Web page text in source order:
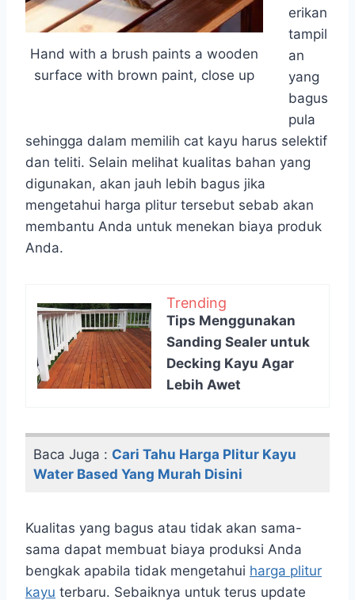
Hand with a brush paints a wooden
surface with brown paint, close up
erikan
tampil
an
yang
bagus
pula
sehingga dalam memilih cat kayu harus selektif
dan teliti. Selain melihat kualitas bahan yang
digunakan, akan jauh lebih bagus jika
mengetahui harga plitur tersebut sebab akan
membantu Anda untuk menekan biaya produk
Anda.
Trending
Tips Menggunakan
Sanding Sealer untuk
Decking Kayu Agar
Lebih Awet
Baca Juga : Cari Tahu Harga Plitur Kayu
Water Based Yang Murah Disini
Kualitas yang bagus atau tidak akan sama-
sama dapat membuat biaya produksi Anda
bengkak apabila tidak mengetahui harga plitur
kayu terbaru. Sebaiknya untuk terus update